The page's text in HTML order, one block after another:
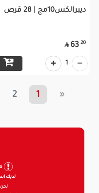
ديبرالكس10مج | 28 قرص
20
63

1
«
1
2
لديك